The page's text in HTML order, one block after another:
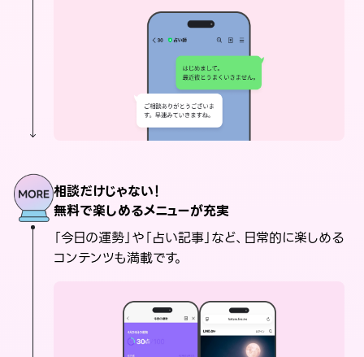
相談だけじゃない！
無料で楽しめるメニューが充実
「今日の運勢」や「占い記事」など、日常的に楽しめる
コンテンツも満載です。